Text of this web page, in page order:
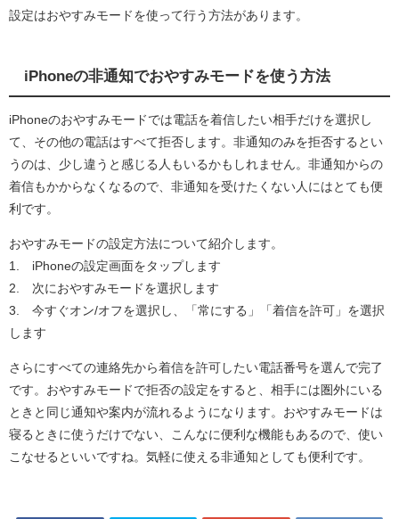
設定はおやすみモードを使って行う方法があります。
iPhoneの非通知でおやすみモードを使う方法
iPhoneのおやすみモードでは電話を着信したい相手だけを選択し
て、その他の電話はすべて拒否します。非通知のみを拒否するとい
うのは、少し違うと感じる人もいるかもしれません。非通知からの
着信もかからなくなるので、非通知を受けたくない人にはとても便
利です。
おやすみモードの設定方法について紹介します。
1. iPhoneの設定画面をタップします
2. 次におやすみモードを選択します
3. 今すぐオン/オフを選択し、「常にする」「着信を許可」を選択
します
さらにすべての連絡先から着信を許可したい電話番号を選んで完了
です。おやすみモードで拒否の設定をすると、相手には圏外にいる
ときと同じ通知や案内が流れるようになります。おやすみモードは
寝るときに使うだけでない、こんなに便利な機能もあるので、使い
こなせるといいですね。気軽に使える非通知としても便利です。